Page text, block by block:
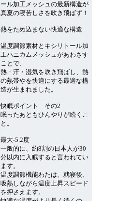
ール加工メッシュの最新構造が
真夏の寝苦しさを吹き飛ばず！
熱をため込まない快適な構造
温度調節素材とキシリトール加
工ハニカムメッシュがあわさす
ことで、
熱・汗・湿気を吹き飛ばし、熱
の熱帯やを快適にする最適な構
造が生まれました。
快眠ポイント その2
眠ったあともひんやりが続くこ
と。
最大-5.2度
一般的に、約8割の日本人が30
分以内に入眠すると言われてい
ます。
温度調節機能わたは、就寝後、
吸熱しながら温度上昇スピード
を押さえます。